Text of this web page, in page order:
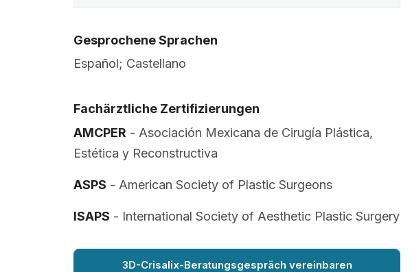
Gesprochene Sprachen
Español; Castellano
Fachärztliche Zertifizierungen
AMCPER - Asociación Mexicana de Cirugía Plástica,
Estética y Reconstructiva
ASPS - American Society of Plastic Surgeons
ISAPS - International Society of Aesthetic Plastic Surgery
3D-Crisalix-Beratungsgespräch vereinbaren